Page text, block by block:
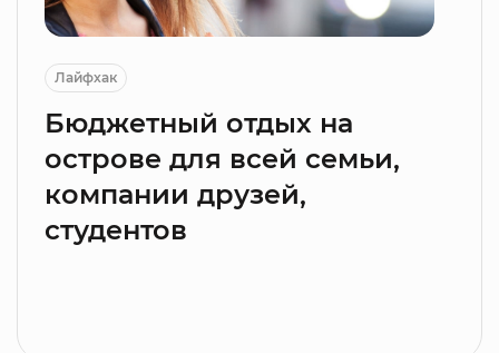
Лайфхак
Бюджетный отдых на
острове для всей семьи,
компании друзей,
студентов